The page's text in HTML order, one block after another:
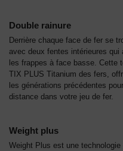
Double rainure
Derrière chaque face de fer se
avec deux fentes intérieures
les frappes à face basse. Cette
TIX PLUS Titanium des fers,
les générations précédentes
distance dans votre jeu de fer.
Weight plus
Weight Plus est une